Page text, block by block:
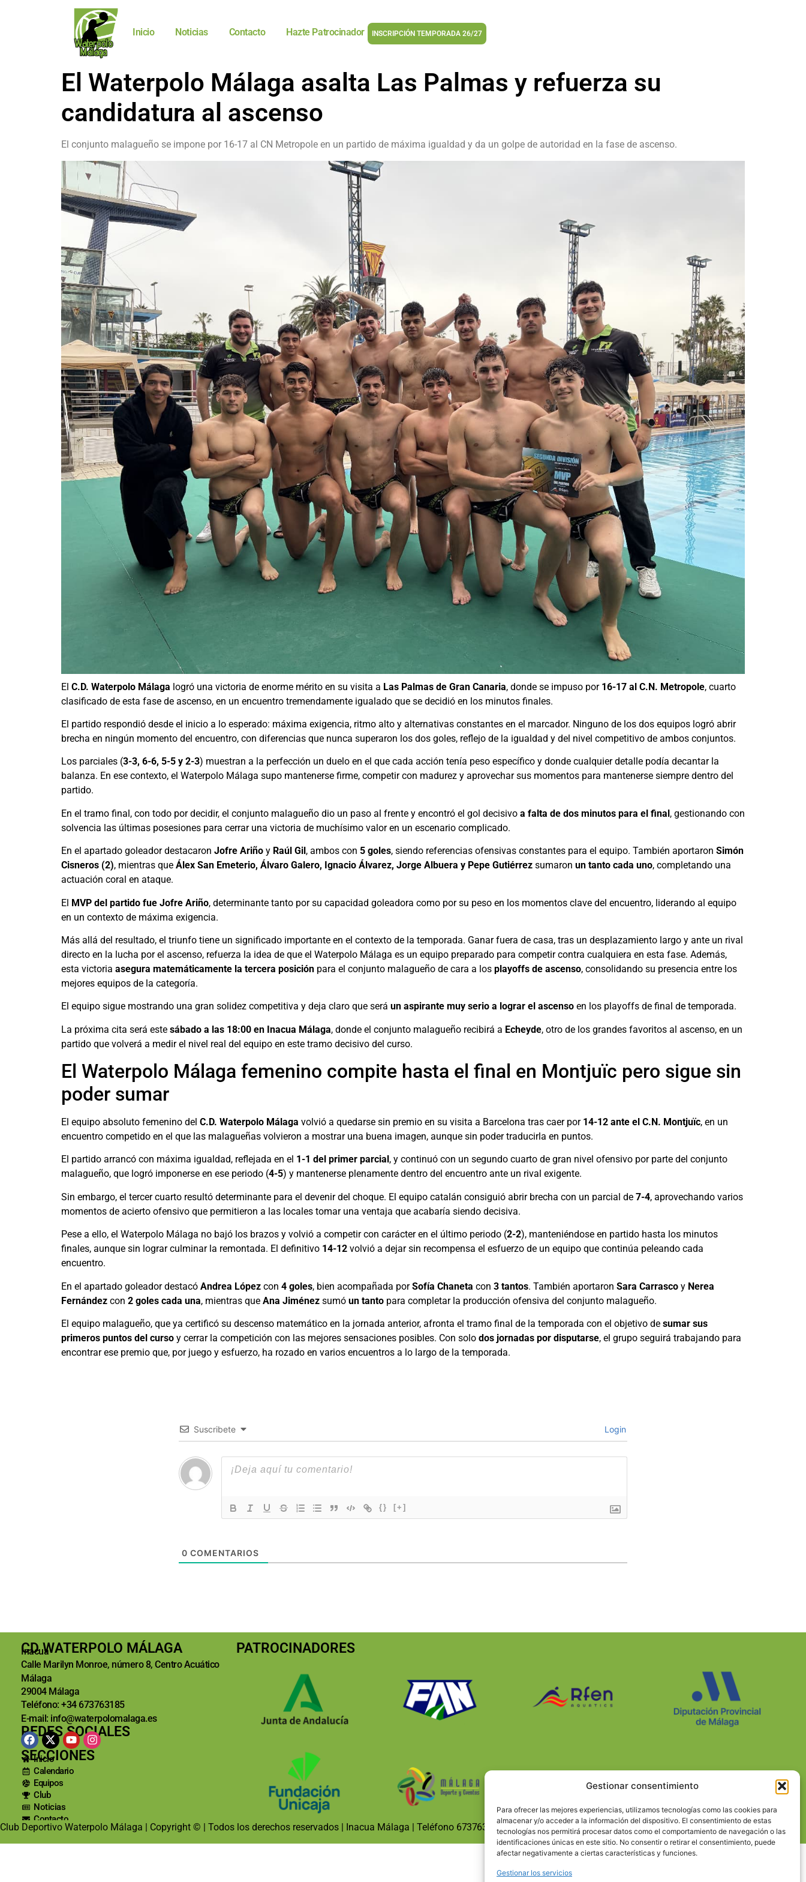
Gestionar consentimiento
Para ofrecer las mejores experiencias, utilizamos tecnologías como las cookies para
almacenar y/o acceder a la información del dispositivo. El consentimiento de estas
tecnologías nos permitirá procesar datos como el comportamiento de navegación o las
identificaciones únicas en este sitio. No consentir o retirar el consentimiento, puede
afectar negativamente a ciertas características y funciones.
Gestionar los servicios
Inicio Noticias Contacto Hazte Patrocinador INSCRIPCIÓN TEMPORADA 26/27
El Waterpolo Málaga asalta Las Palmas y refuerza su
candidatura al ascenso
El conjunto malagueño se impone por 16-17 al CN Metropole en un partido de máxima igualdad y da un golpe de autoridad en la fase de ascenso.
El C.D. Waterpolo Málaga logró una victoria de enorme mérito en su visita a Las Palmas de Gran Canaria, donde se impuso por 16-17 al C.N. Metropole, cuarto
clasificado de esta fase de ascenso, en un encuentro tremendamente igualado que se decidió en los minutos finales.
El partido respondió desde el inicio a lo esperado: máxima exigencia, ritmo alto y alternativas constantes en el marcador. Ninguno de los dos equipos logró abrir
brecha en ningún momento del encuentro, con diferencias que nunca superaron los dos goles, reflejo de la igualdad y del nivel competitivo de ambos conjuntos.
Los parciales (3-3, 6-6, 5-5 y 2-3) muestran a la perfección un duelo en el que cada acción tenía peso específico y donde cualquier detalle podía decantar la
balanza. En ese contexto, el Waterpolo Málaga supo mantenerse firme, competir con madurez y aprovechar sus momentos para mantenerse siempre dentro del
partido.
En el tramo final, con todo por decidir, el conjunto malagueño dio un paso al frente y encontró el gol decisivo a falta de dos minutos para el final, gestionando con
solvencia las últimas posesiones para cerrar una victoria de muchísimo valor en un escenario complicado.
En el apartado goleador destacaron Jofre Ariño y Raúl Gil, ambos con 5 goles, siendo referencias ofensivas constantes para el equipo. También aportaron Simón
Cisneros (2), mientras que Álex San Emeterio, Álvaro Galero, Ignacio Álvarez, Jorge Albuera y Pepe Gutiérrez sumaron un tanto cada uno, completando una
actuación coral en ataque.
El MVP del partido fue Jofre Ariño, determinante tanto por su capacidad goleadora como por su peso en los momentos clave del encuentro, liderando al equipo
en un contexto de máxima exigencia.
Más allá del resultado, el triunfo tiene un significado importante en el contexto de la temporada. Ganar fuera de casa, tras un desplazamiento largo y ante un rival
directo en la lucha por el ascenso, refuerza la idea de que el Waterpolo Málaga es un equipo preparado para competir contra cualquiera en esta fase. Además,
esta victoria asegura matemáticamente la tercera posición para el conjunto malagueño de cara a los playoffs de ascenso, consolidando su presencia entre los
mejores equipos de la categoría.
El equipo sigue mostrando una gran solidez competitiva y deja claro que será un aspirante muy serio a lograr el ascenso en los playoffs de final de temporada.
La próxima cita será este sábado a las 18:00 en Inacua Málaga, donde el conjunto malagueño recibirá a Echeyde, otro de los grandes favoritos al ascenso, en un
partido que volverá a medir el nivel real del equipo en este tramo decisivo del curso.
El Waterpolo Málaga femenino compite hasta el final en Montjuïc pero sigue sin
poder sumar
El equipo absoluto femenino del C.D. Waterpolo Málaga volvió a quedarse sin premio en su visita a Barcelona tras caer por 14-12 ante el C.N. Montjuïc, en un
encuentro competido en el que las malagueñas volvieron a mostrar una buena imagen, aunque sin poder traducirla en puntos.
El partido arrancó con máxima igualdad, reflejada en el 1-1 del primer parcial , y continuó con un segundo cuarto de gran nivel ofensivo por parte del conjunto
malagueño, que logró imponerse en ese periodo (4-5) y mantenerse plenamente dentro del encuentro ante un rival exigente.
Sin embargo, el tercer cuarto resultó determinante para el devenir del choque. El equipo catalán consiguió abrir brecha con un parcial de 7-4, aprovechando varios
momentos de acierto ofensivo que permitieron a las locales tomar una ventaja que acabaría siendo decisiva.
Pese a ello, el Waterpolo Málaga no bajó los brazos y volvió a competir con carácter en el último periodo (2-2), manteniéndose en partido hasta los minutos
finales, aunque sin lograr culminar la remontada. El definitivo 14-12 volvió a dejar sin recompensa el esfuerzo de un equipo que continúa peleando cada
encuentro.
En el apartado goleador destacó Andrea López con 4 goles, bien acompañada porSofía Chaneta con 3 tantos. También aportaron Sara Carrasco y Nerea
Fernández con 2 goles cada una, mientras que Ana Jiménez sumó un tanto para completar la producción ofensiva del conjunto malagueño.
El equipo malagueño, que ya certificó su descenso matemático en la jornada anterior, afronta el tramo final de la temporada con el objetivo de sumar sus
primeros puntos del curso y cerrar la competición con las mejores sensaciones posibles. Con solo dos jornadas por disputarse, el grupo seguirá trabajando para
encontrar ese premio que, por juego y esfuerzo, ha rozado en varios encuentros a lo largo de la temporada.
Suscribete Login
{} [+]
0 COMENTARIOS
CD WATERPOLO MÁLAGA
Inacua
Calle Marilyn Monroe, número 8, Centro Acuático
Málaga
29004 Málaga
Teléfono: +34 673763185
E-mail: info@waterpolomalaga.es
REDES SOCIALES
SECCIONES
Inicio
Calendario
Equipos
Club
Noticias
Contacto
PATROCINADORES
Club Deportivo Waterpolo Málaga | Copyright © | Todos los derechos reservados | Inacua Málaga | Teléfono 673763185 | info@waterpolomalaga.es